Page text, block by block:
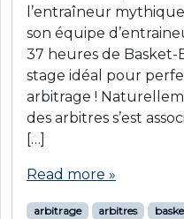
l’entraîneur
son équipe
37 heures de Basket-
stage idéal pour
arbitrage !
des arbitres s’est
[…]
Read more »
arbitrage arbitres